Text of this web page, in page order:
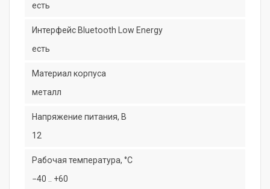
есть
Интерфейс Bluetooth Low Energy
есть
Материал корпуса
металл
Напряжение питания, В
12
Рабочая температура, °C
−40 .. +60